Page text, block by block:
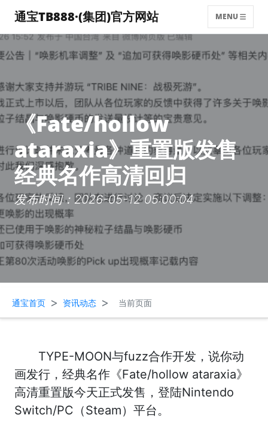
通宝TB888·(集团)官方网站 MENU
《Fate/hollow
ataraxia》重置版发售
经典名作高清回归
发布时间：2026-05-12 05:00:04
通宝首页 > 资讯动态 > 当前页面
TYPE-MOON与fuzz合作开发，说你动
画发行，经典名作《Fate/hollow ataraxia》
高清重置版今天正式发售，登陆Nintendo
Switch/PC（Steam）平台。